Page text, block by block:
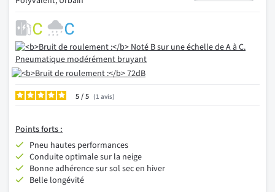
5/ 1 avis
Points forts :
Pneu hautes performances
Conduite optimale sur la neige
Bonne adhérence sur sol sec en hiver
Belle longévité